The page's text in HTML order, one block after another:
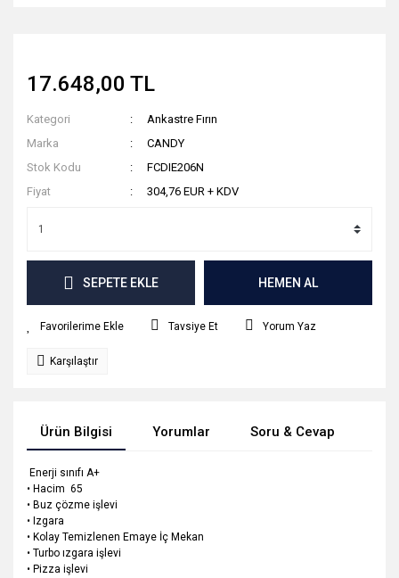
17.648,00 TL
Kategori
Ankastre Fırın
Marka
CANDY
Stok Kodu
FCDIE206N
Fiyat
304,76 EUR + KDV
SEPETE EKLE HEMEN AL
Tavsiye Et Yorum Yaz
Karşılaştır
Ürün Bilgisi Yorumlar Soru & Cevap
Enerji sınıfı A+
• Hacim 65
• Buz çözme işlevi
• Izgara
• Kolay Temizlenen Emaye İç Mekan
• Turbo ızgara işlevi
• Pizza işlevi